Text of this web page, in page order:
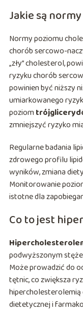
Jakie są
Normy poziomu
chorób sercowo-
„zły” cholesterol,
ryzyku chorób
powinien być niższy
umiarkowanego
poziom
zmniejszyć ryzyko
Regularne badania
zdrowego profilu
wyników, zmiana
Monitorowanie
istotne dla
Co to jest
podwyższonym
Może prowadzić do
tętnic, co zwiększa
dietetycznej i